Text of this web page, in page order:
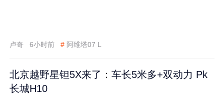
卢奇 6小时前 # 阿维塔07 L
北京越野星钽5X来了：车长5米多+双动力 Pk
长城H10